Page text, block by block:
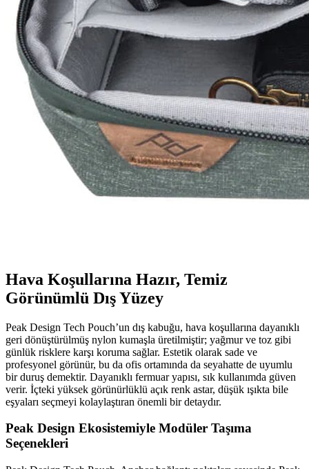
Hava Koşullarına Hazır, Temiz
Görünümlü Dış Yüzey
Peak Design Tech Pouch’un dış kabuğu, hava koşullarına dayanıklı
geri dönüştürülmüş nylon kumaşla üretilmiştir; yağmur ve toz gibi
günlük risklere karşı koruma sağlar. Estetik olarak sade ve
profesyonel görünür, bu da ofis ortamında da seyahatte de uyumlu
bir duruş demektir. Dayanıklı fermuar yapısı, sık kullanımda güven
verir. İçteki yüksek görünürlüklü açık renk astar, düşük ışıkta bile
eşyaları seçmeyi kolaylaştıran önemli bir detaydır.
Peak Design Ekosistemiyle Modüler Taşıma
Seçenekleri